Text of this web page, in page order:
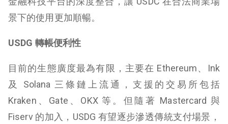
景下的使用更加順暢。
USDG 轉帳便利性
目前的生態廣度最為有限，主要在 Ethereum、Ink
及 Solana 三條鏈上流通，支援的交易所包括
Kraken、Gate、OKX 等。但隨著 Mastercard 與
Fiserv 的加入，USDG 有望逐步滲透傳統支付場景，